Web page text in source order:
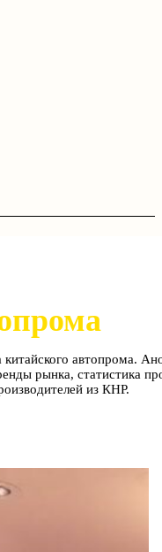
автопрома.
рынка, статистика
из КНР.